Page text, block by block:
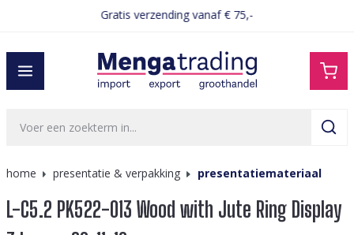
Gratis verzending vanaf € 75,-
home presentatie & verpakking presentatiemateriaal
L-C5.2 PK522-013 Wood with Jute Ring Display